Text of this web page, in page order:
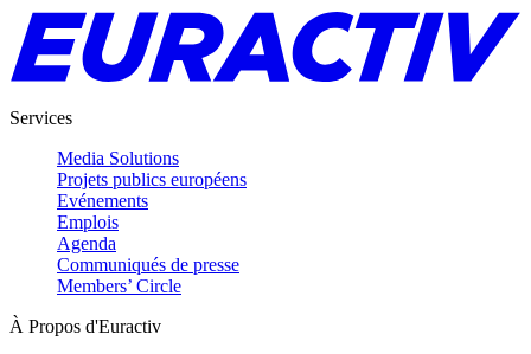
Services
Media Solutions
Projets publics européens
Evénements
Emplois
Agenda
Communiqués de presse
Members’ Circle
À Propos d'Euractiv